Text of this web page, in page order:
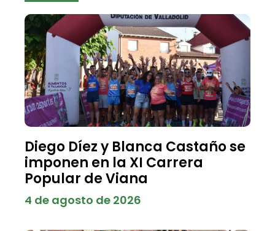
Diego Díez y Blanca Castaño se
imponen en la XI Carrera
Popular de Viana
4 de agosto de 2026